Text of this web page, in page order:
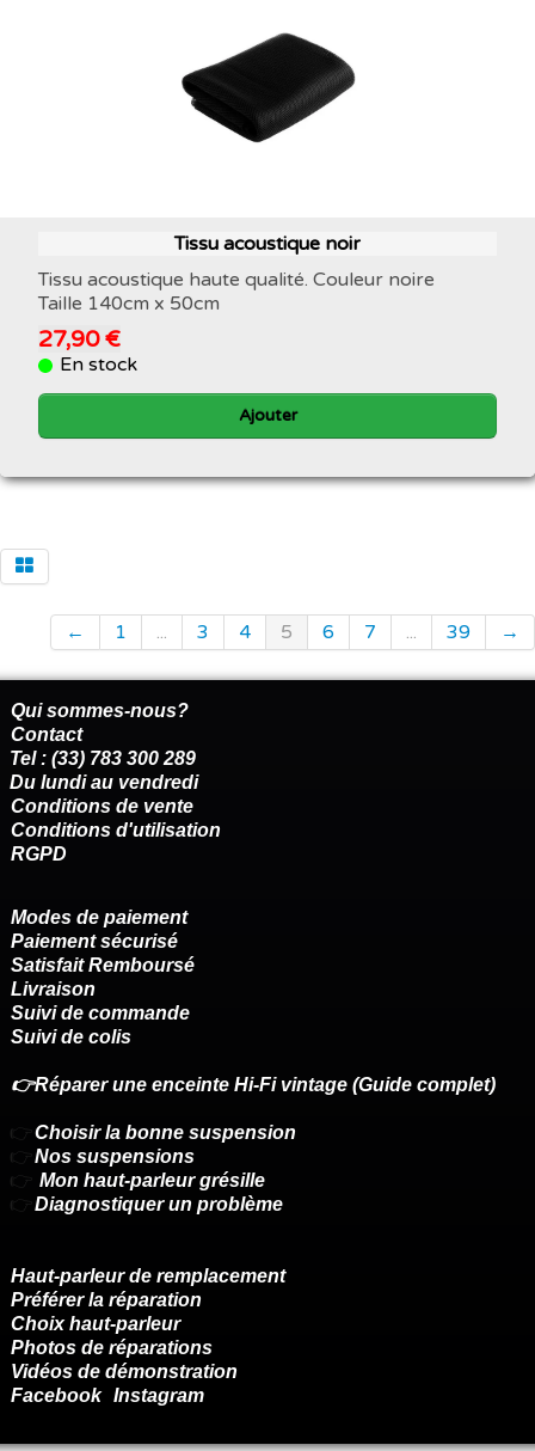
Tissu acoustique noir
Tissu acoustique haute qualité. Couleur noire
Taille 140cm x 50cm
27,90 €
En stock
Ajouter
← 1 ... 3 4 5 6 7 ... 39 →
Qui sommes-nous?
Contact
Tel : (33) 783 300 289
Du lundi au vendredi
Conditions de vente
Conditions d'utilisation
RGPD
Modes de paiement
Paiement sécurisé
Satisfait Remboursé
Livraison
Suivi de commande
Suivi de colis
👉Réparer une enceinte Hi-Fi vintage (Guide complet)
👉 Choisir la bonne suspension
👉 Nos suspensions
👉 Mon haut-parleur grésille
👉 Diagnostiquer un problème
Haut-parleur de remplacement
Préférer la réparation
Choix haut-parleur
Photos de réparations
Vidéos de démonstration
Facebook Instagram